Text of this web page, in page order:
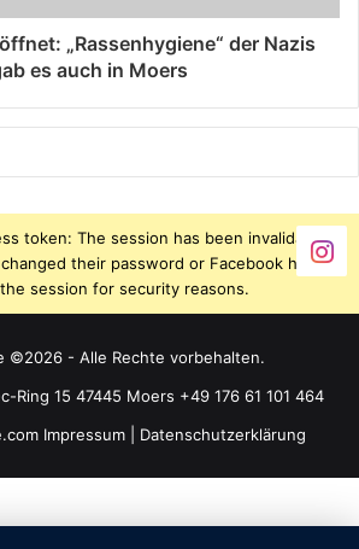
„Rassenhygiene“ der Nazis
es auch in Moers
token: The session has been invalidated
their password or Facebook has
session for security reasons.
©2026 - Alle Rechte vorbehalten.
Ring 15 47445 Moers +49 176 61 101 464
Impressum Datenschutzerklärung